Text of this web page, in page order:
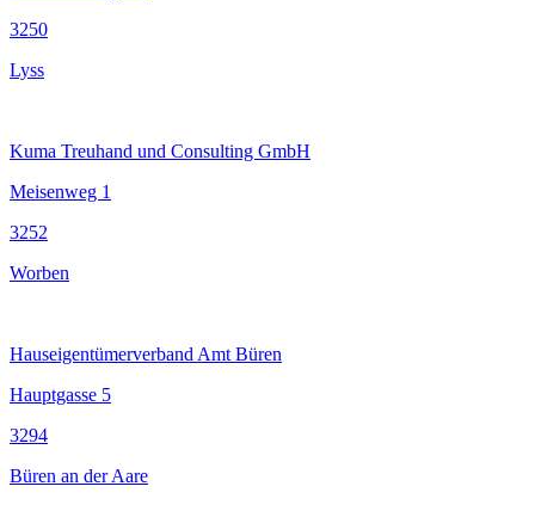
3250
Lyss
Kuma Treuhand und Consulting GmbH
Meisenweg 1
3252
Worben
Hauseigentümerverband Amt Büren
Hauptgasse 5
3294
Büren an der Aare